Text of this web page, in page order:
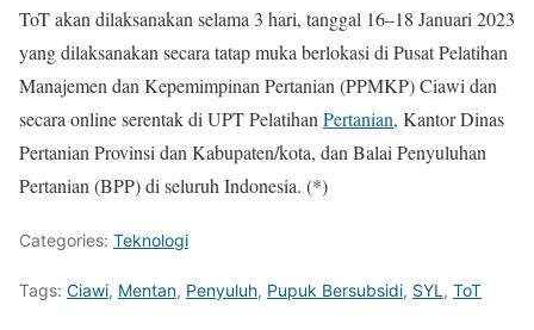
ToT akan dilaksanakan selama 3 hari, tanggal 16–18 Januari 2023
yang dilaksanakan secara tatap muka berlokasi di Pusat Pelatihan
Manajemen dan Kepemimpinan Pertanian (PPMKP) Ciawi dan
secara online serentak di UPT Pelatihan Pertanian, Kantor Dinas
Pertanian Provinsi dan Kabupaten/kota, dan Balai Penyuluhan
Pertanian (BPP) di seluruh Indonesia. (*)
Categories: Teknologi
Tags: Ciawi, Mentan, Penyuluh, Pupuk Bersubsidi, SYL , ToT